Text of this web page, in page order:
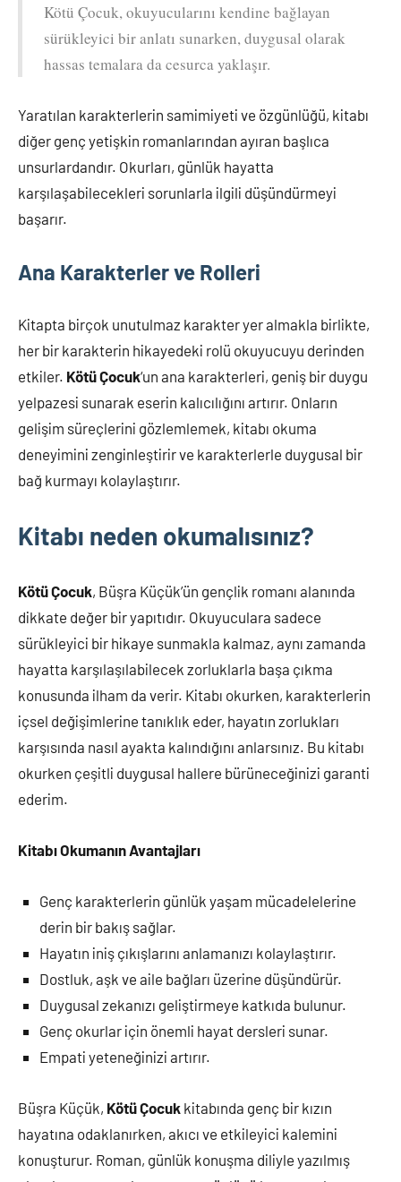
Kötü Çocuk, okuyucularını kendine bağlayan
sürükleyici bir anlatı sunarken, duygusal olarak
hassas temalara da cesurca yaklaşır.
Yaratılan karakterlerin samimiyeti ve özgünlüğü, kitabı
diğer genç yetişkin romanlarından ayıran başlıca
unsurlardandır. Okurları, günlük hayatta
karşılaşabilecekleri sorunlarla ilgili düşündürmeyi
başarır.
Ana Karakterler ve Rolleri
Kitapta birçok unutulmaz karakter yer almakla birlikte,
her bir karakterin hikayedeki rolü okuyucuyu derinden
etkiler. Kötü Çocuk‘un ana karakterleri, geniş bir duygu
yelpazesi sunarak eserin kalıcılığını artırır. Onların
gelişim süreçlerini gözlemlemek, kitabı okuma
deneyimini zenginleştirir ve karakterlerle duygusal bir
bağ kurmayı kolaylaştırır.
Kitabı neden okumalısınız?
Kötü Çocuk, Büşra Küçük’ün gençlik romanı alanında
dikkate değer bir yapıtıdır. Okuyuculara sadece
sürükleyici bir hikaye sunmakla kalmaz, aynı zamanda
hayatta karşılaşılabilecek zorluklarla başa çıkma
konusunda ilham da verir. Kitabı okurken, karakterlerin
içsel değişimlerine tanıklık eder, hayatın zorlukları
karşısında nasıl ayakta kalındığını anlarsınız. Bu kitabı
okurken çeşitli duygusal hallere bürüneceğinizi garanti
ederim.
Kitabı Okumanın Avantajları
Genç karakterlerin günlük yaşam mücadelelerine
derin bir bakış sağlar.
Hayatın iniş çıkışlarını anlamanızı kolaylaştırır.
Dostluk, aşk ve aile bağları üzerine düşündürür.
Duygusal zekanızı geliştirmeye katkıda bulunur.
Genç okurlar için önemli hayat dersleri sunar.
Empati yeteneğinizi artırır.
Büşra Küçük, Kötü Çocuk kitabında genç bir kızın
hayatına odaklanırken, akıcı ve etkileyici kalemini
konuşturur. Roman, günlük konuşma diliyle yazılmış